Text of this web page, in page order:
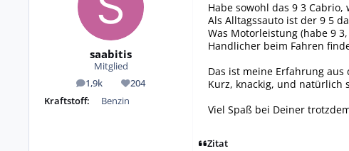
saabitis
Mitglied
1,9k
Beiträge 204
Reputation
Kraftstoff:
Benzin
Habe sowohl das 9 3 Cabrio,
Als Alltagssauto ist der 9 5
Was Motorleistung (habe 9
Handlicher beim Fahren
Das ist meine Erfahrung
Kurz, knackig, und natürlich
Viel Spaß bei Deiner
Zitat